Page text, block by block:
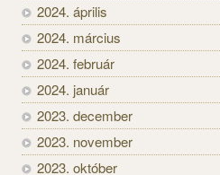
2024. április
2024. március
2024. február
2024. január
2023. december
2023. november
2023. október